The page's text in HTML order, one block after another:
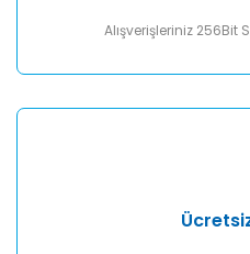
Alışverişleriniz 256Bit